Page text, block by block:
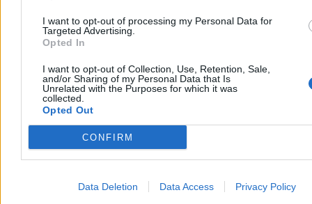
I want to opt-out of processing my Personal Data for
Targeted Advertising.
Opted In
I want to opt-out of Collection, Use, Retention, Sale,
and/or Sharing of my Personal Data that Is
Unrelated with the Purposes for which it was
collected.
Opted Out
CONFIRM
Data Deletion Data Access Privacy Policy
Debiut Lewandowskiego w Leagues Cup. Trener